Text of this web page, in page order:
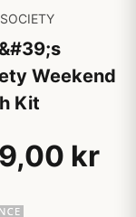
Weekend
Kit
kr